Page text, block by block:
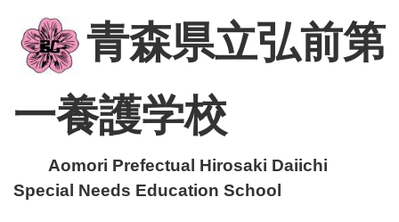
青森県立弘前第
一養護学校
Aomori Prefectual Hirosaki Daiichi
Special Needs Education School